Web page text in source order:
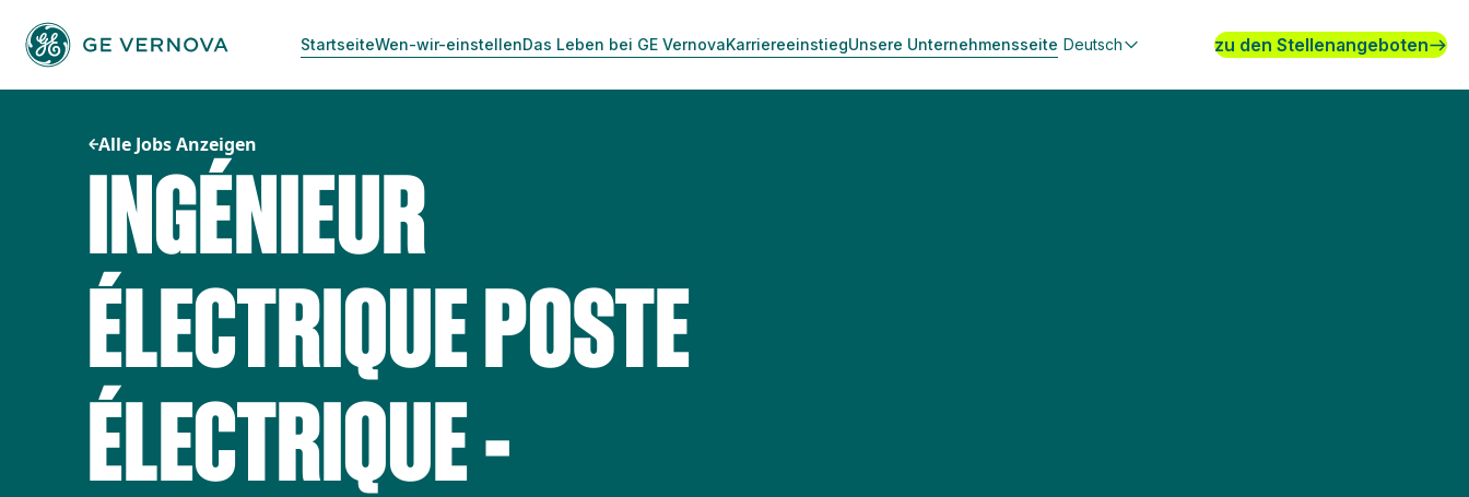
Inhalt
springen
StartseiteWen-wir-einstellenDas Leben bei GE VernovaKarriereeinstiegUnsere Unternehmensseite Deutsch zu den Stellenangeboten
Alle Jobs Anzeigen
INGÉNIEUR
ÉLECTRIQUE POSTE
ÉLECTRIQUE -